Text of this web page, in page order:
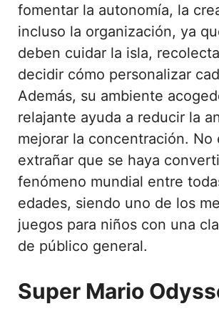
fomentar la autonomía, la
incluso la organización, ya
deben cuidar la isla,
decidir cómo personalizar
Además, su ambiente
relajante ayuda a reducir la
mejorar la concentración. No
extrañar que se haya
fenómeno mundial entre
edades, siendo uno de los
juegos para niños con una
de público general.
Super Mario